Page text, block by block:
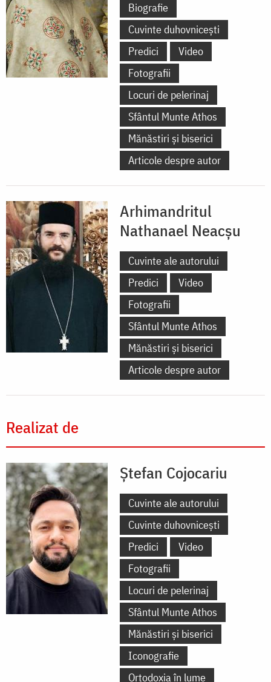
Biografie
Cuvinte duhovnicești
Predici
Video
Fotografii
Locuri de pelerinaj
Sfântul Munte Athos
Mănăstiri și biserici
Articole despre autor
Arhimandritul
Nathanael Neacşu
Cuvinte ale autorului
Predici
Video
Fotografii
Sfântul Munte Athos
Mănăstiri și biserici
Articole despre autor
Realizat de
Ștefan Cojocariu
Cuvinte ale autorului
Cuvinte duhovnicești
Predici
Video
Fotografii
Locuri de pelerinaj
Sfântul Munte Athos
Mănăstiri și biserici
Iconografie
Ortodoxia în lume